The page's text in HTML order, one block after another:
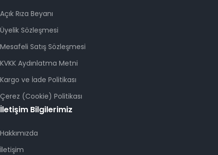
Açık Rıza Beyanı
Üyelik Sözleşmesi
Mesafeli Satış Sözleşmesi
KVKK Aydınlatma Metni
Kargo ve İade Politikası
Çerez (Cookie) Politikası
İletişim Bilgilerimiz
Hakkımızda
İletişim